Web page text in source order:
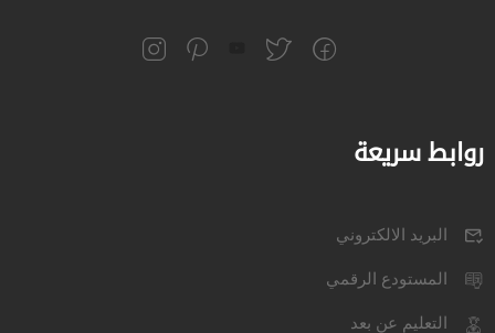
روابط سريعة
البريد الالكتروني
المستودع الرقمي
التعليم عن بعد